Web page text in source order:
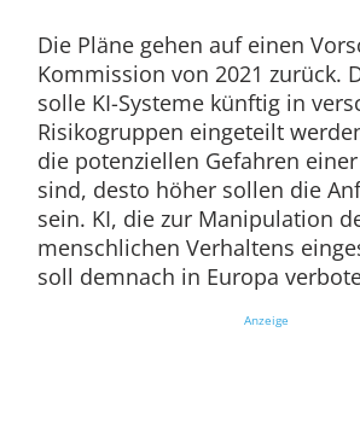
Die Pläne gehen auf einen
Kommission von 2021 zurück.
solle KI-Systeme künftig in
Risikogruppen eingeteilt
die potenziellen Gefahren
sind, desto höher sollen die
sein. KI, die zur Manipulation
menschlichen Verhaltens
soll demnach in Europa
Anzeige